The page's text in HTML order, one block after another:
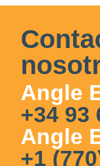
Angle
+34 93
Angle
+1